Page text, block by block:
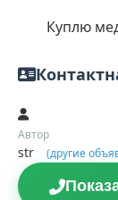
Автор
str (другие